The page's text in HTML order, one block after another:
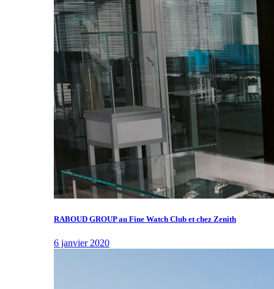
RABOUD GROUP au Fine Watch Club et chez Zenith
6 janvier 2020